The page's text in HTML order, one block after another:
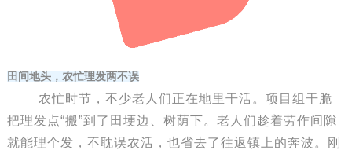
田间地头，农忙理发两不误
农忙时节，不少老人们正在地里干活。项目组干脆
把理发点“搬”到了田埂边、树荫下。老人们趁着劳作间隙
就能理个发，不耽误农活，也省去了往返镇上的奔波。刚